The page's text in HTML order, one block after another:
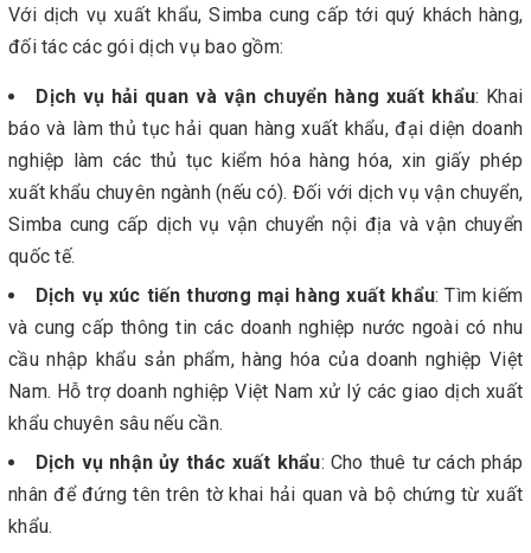
Với dịch vụ xuất khẩu, Simba cung cấp tới quý khách hàng,
đối tác các gói dịch vụ bao gồm:
Dịch vụ hải quan và vận chuyển hàng xuất khẩu: Khai
báo và làm thủ tục hải quan hàng xuất khẩu, đại diện doanh
nghiệp làm các thủ tục kiểm hóa hàng hóa, xin giấy phép
xuất khẩu chuyên ngành (nếu có). Đối với dịch vụ vận chuyển,
Simba cung cấp dịch vụ vận chuyển nội địa và vận chuyển
quốc tế.
Dịch vụ xúc tiến thương mại hàng xuất khẩu: Tìm kiếm
và cung cấp thông tin các doanh nghiệp nước ngoài có nhu
cầu nhập khẩu sản phẩm, hàng hóa của doanh nghiệp Việt
Nam. Hỗ trợ doanh nghiệp Việt Nam xử lý các giao dịch xuất
khẩu chuyên sâu nếu cần.
Dịch vụ nhận ủy thác xuất khẩu: Cho thuê tư cách pháp
nhân để đứng tên trên tờ khai hải quan và bộ chứng từ xuất
khẩu.